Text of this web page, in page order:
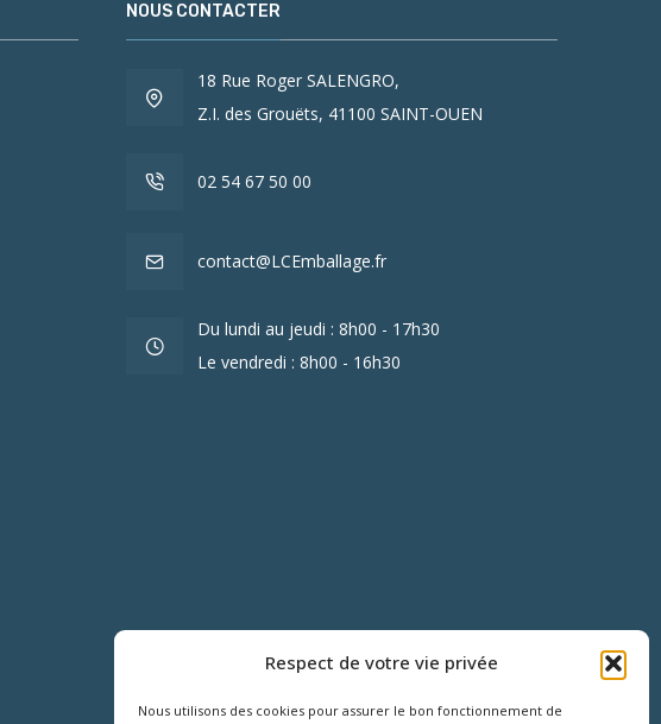
Respect de votre vie privée
Nous utilisons des cookies pour assurer le bon fonctionnement de
NOUS CONTACTER
18 Rue Roger SALENGRO,
Z.I. des Grouëts, 41100 SAINT-OUEN
02 54 67 50 00
contact@LCEmballage.fr
Du lundi au jeudi : 8h00 - 17h30
Le vendredi : 8h00 - 16h30